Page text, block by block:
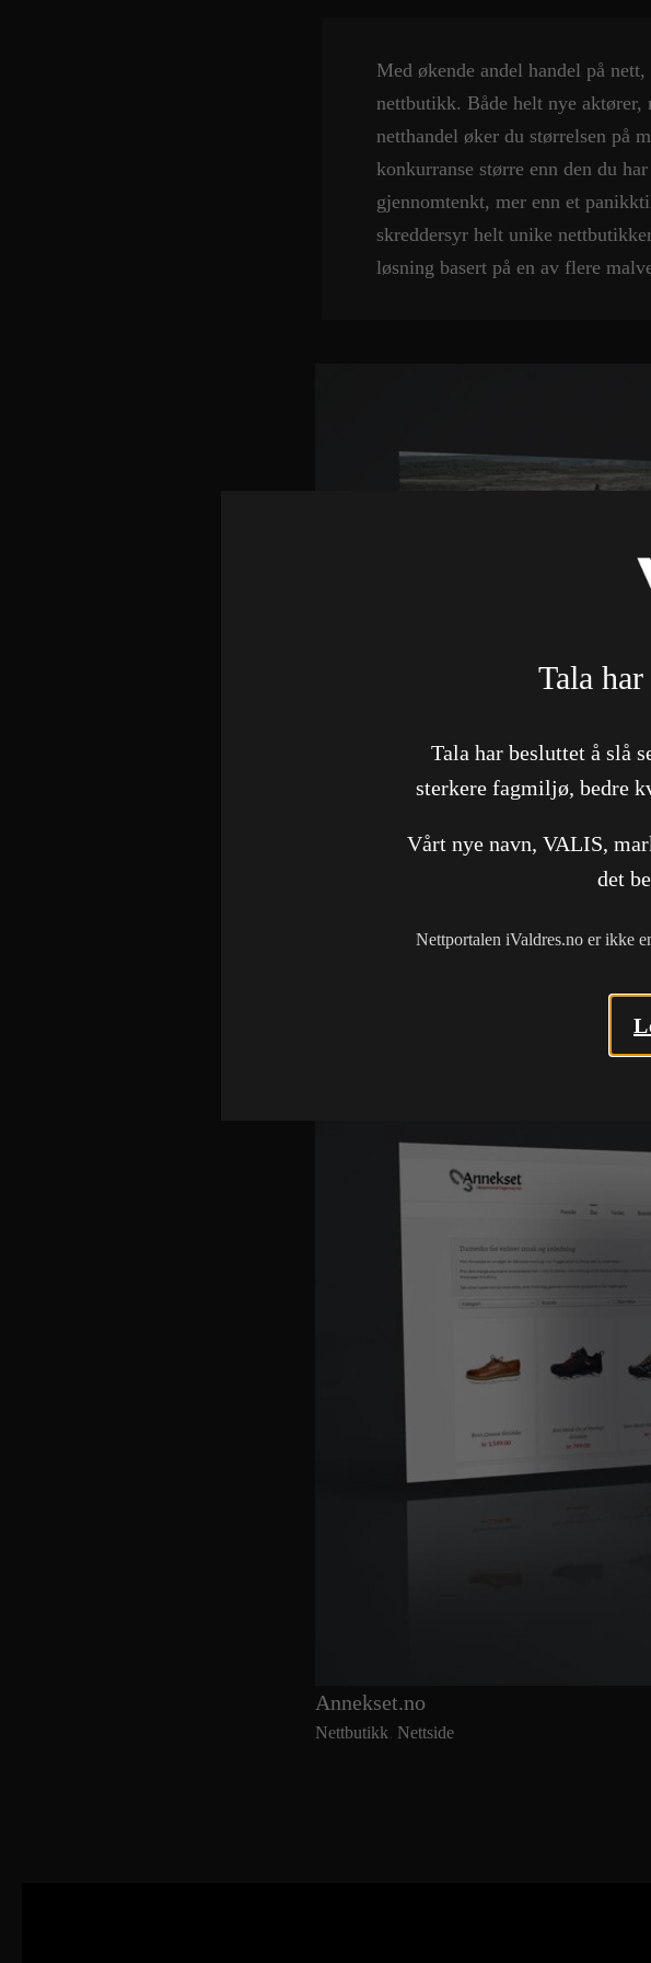
Med økende andel handel på
nettbutikk. Både helt nye
netthandel øker du størrelsen på
konkurranse større enn den du
gjennomtenkt, mer enn et
skreddersyr helt unike
løsning basert på en av flere
Annekset.no
Nettbutikk Nettside
Tala
Tala har besluttet å slå
sterkere fagmiljø, bedre
Vårt nye navn, VALIS,
det
Nettportalen iValdres.no er ikke